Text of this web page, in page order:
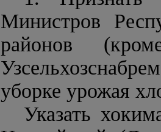
Министров
районов
уборке урожая
Указать